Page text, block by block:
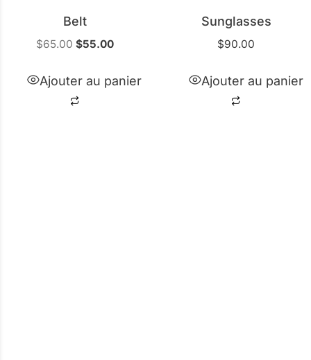
Belt
$65.00 $55.00
Ajouter au panier
Sunglasses
$90.00
Ajouter au panier